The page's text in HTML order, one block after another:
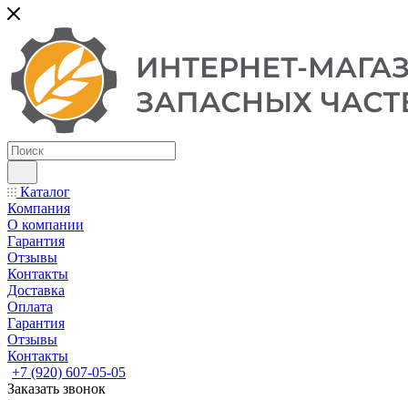
Каталог
Компания
О компании
Гарантия
Отзывы
Контакты
Доставка
Оплата
Гарантия
Отзывы
Контакты
+7 (920) 607-05-05
Заказать звонок